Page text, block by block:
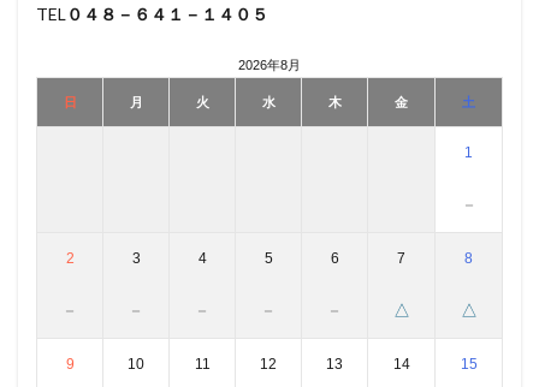
TEL ０４８－６４１－１４０５
2026年8月
日 月 火 水 木 金 土
1
－
2
－
3
－
4
－
5
－
6
－
7
△
8
△
9 10 11 12 13 14 15